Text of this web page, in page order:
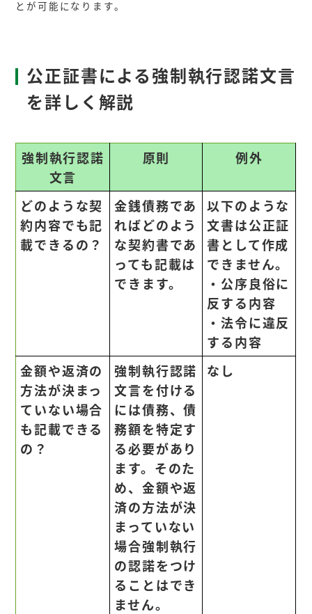
とが可能になります。
公正証書による強制執行認諾文言
を詳しく解説
強制執行認諾
文言
原則 例外
どのような契
約内容でも記
載できるの？
金銭債務であ
ればどのよう
な契約書であ
っても記載は
できます。
以下のような
文書は公正証
書として作成
できません。
・公序良俗に
反する内容
・法令に違反
する内容
金額や返済の
方法が決まっ
ていない場合
も記載できる
の？
強制執行認諾
文言を付ける
には債務、債
務額を特定す
る必要があり
ます。そのた
め、金額や返
済の方法が決
まっていない
場合強制執行
の認諾をつけ
ることはでき
ません。
なし